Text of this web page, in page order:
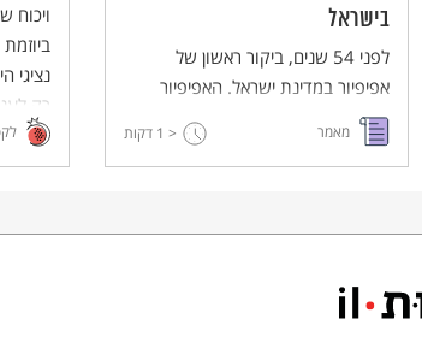
בישראל
לפני 54 שנים, ביקור ראשון של
אפיפיור במדינת ישראל. האפיפיור
פאולוס השלישי הגיע לביקור רשמי בן
11 שעות במדינת ישראל. מדוע
מאמר < 1 דקות
ויכוח
נציגי
רק